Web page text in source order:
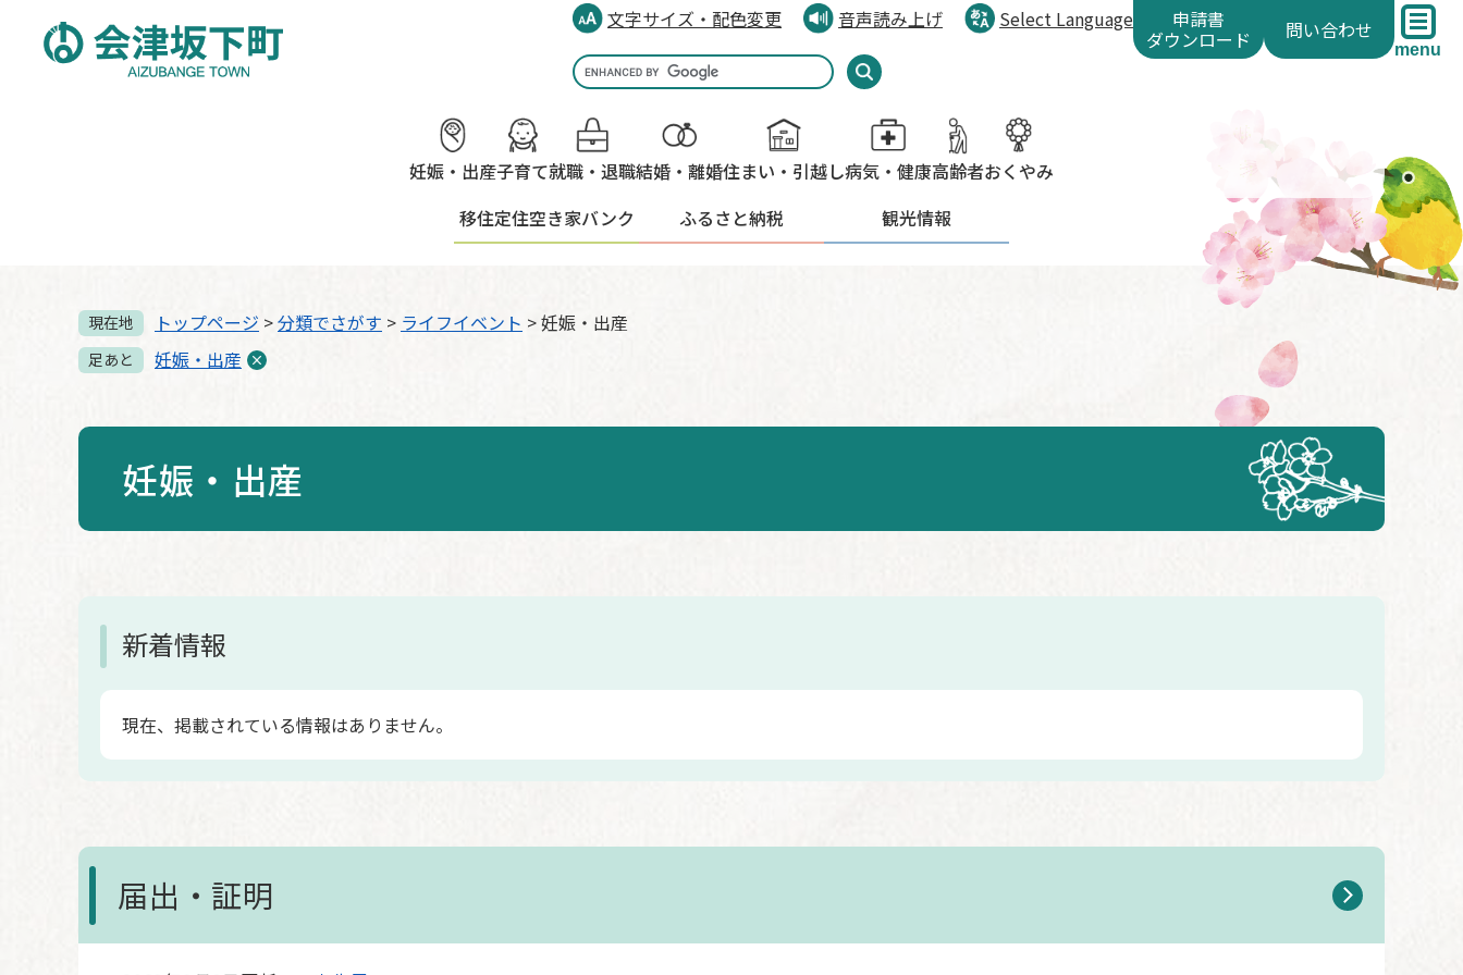
文字サイズ・配色変更 音声読み上げ
Select Language
Google
カ
ス
タ
ム
索
申請書
ダウンロード 問い合わせ
menu
妊娠・出産子育て就職・退職結婚・離婚住まい・引越し病気・健康高齢者おくやみ
移住定住空き家バンク ふるさと納税 観光情報
現在地 トップページ >分類でさがす > ライフイベント >妊娠・出産
足あと 妊娠・出産
妊娠・出産
新着情報
現在、掲載されている情報はありません。
届出・証明